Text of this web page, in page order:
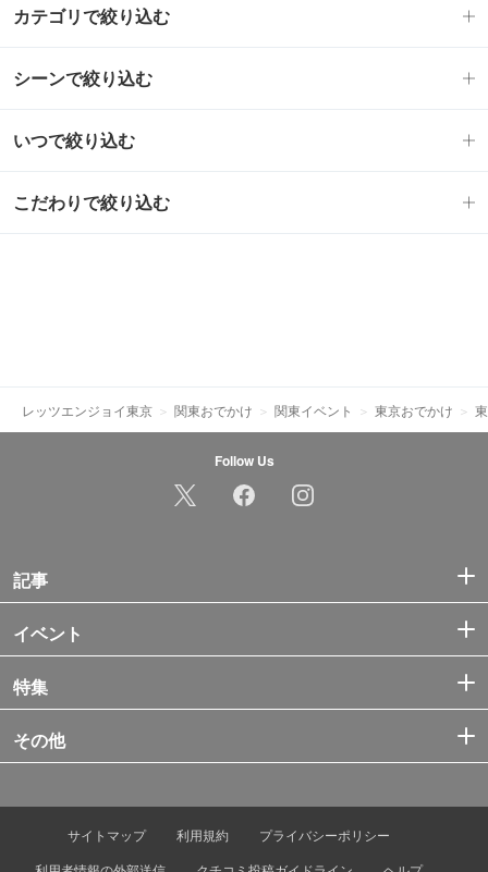
カテゴリで絞り込む
シーンで絞り込む
いつで絞り込む
こだわりで絞り込む
レッツエンジョイ東京 関東おでかけ 関東イベント 東京おでかけ
Follow Us
記事
イベント
特集
その他
サイトマップ 利用規約
プライバシーポリシー